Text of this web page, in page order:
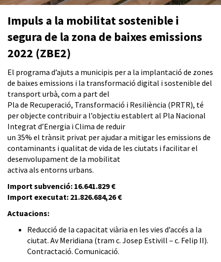
Impuls a la mobilitat sostenible i
segura de la zona de baixes emissions
2022 (ZBE2)
El programa d’ajuts a municipis per a la implantació de zones
de baixes emissions i la transformació digital i sostenible del
transport urbà, com a part del
Pla de Recuperació, Transformació i Resiliència (PRTR), té
per objecte contribuir a l’objectiu establert al Pla Nacional
Integrat d’Energia i Clima de reduir
un 35% el trànsit privat per ajudar a mitigar les emissions de
contaminants i qualitat de vida de les ciutats i facilitar el
desenvolupament de la mobilitat
activa als entorns urbans.
Import subvenció: 16.641.829 €
Import executat: 21.826.684,26 €
Actuacions:
Reducció de la capacitat viària en les vies d’accés a la
ciutat. Av Meridiana (tram c. Josep Estivill – c. Felip II).
Contractació. Comunicació.